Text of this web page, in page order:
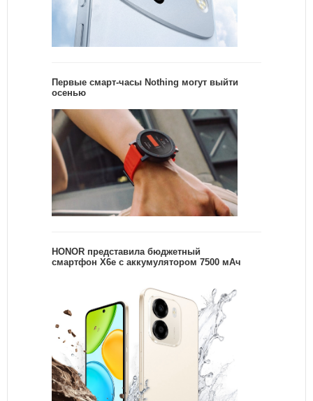
Первые смарт-часы Nothing могут выйти
осенью
HONOR представила бюджетный
смартфон X6e с аккумулятором 7500 мАч